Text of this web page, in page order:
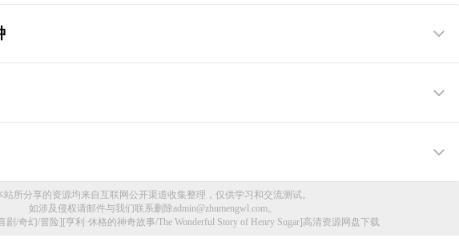
频只有两分钟，教你如何观看下载完整版
站所分享的资源均来自互联网公开渠道收集整理，仅供学习和交流测试。
如涉及侵权请邮件与我们联系删除admin@zhumengwl.com。
剧/奇幻/冒险][亨利·休格的神奇故事/The Wonderful Story of Henry Sugar]高清资源网盘下载